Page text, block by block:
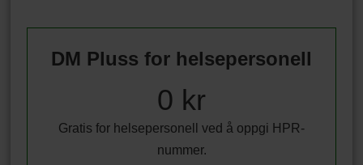
DM Pluss for helsepersonell
0 kr
Gratis for helsepersonell ved å oppgi HPR-
nummer.